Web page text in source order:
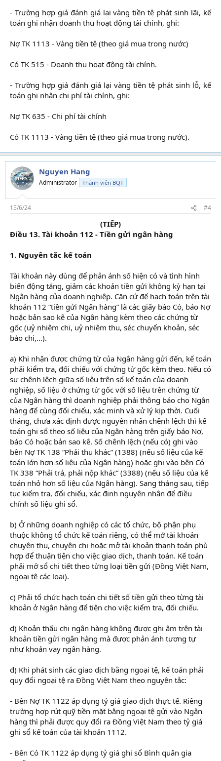
- Trường hợp giá đánh giá lại vàng tiền tệ phát sinh lãi, kế
toán ghi nhận doanh thu hoạt động tài chính, ghi:
Nợ TK 1113 - Vàng tiền tệ (theo giá mua trong nước)
Có TK 515 - Doanh thu hoạt động tài chính.
- Trường hợp giá đánh giá lại vàng tiền tệ phát sinh lỗ, kế
toán ghi nhận chi phí tài chính, ghi:
Nợ TK 635 - Chi phí tài chính
Có TK 1113 - Vàng tiền tệ (theo giá mua trong nước).​
Nguyen Hang
Administrator Thành viên BQT
15/6/24 #4
(TIẾP)
Điều 13. Tài khoản 112 - Tiền gửi ngân hàng
1. Nguyên tắc kế toán
Tài khoản này dùng để phản ánh số hiện có và tình hình
biến động tăng, giảm các khoản tiền gửi không kỳ hạn tại
Ngân hàng của doanh nghiệp. Căn cứ để hạch toán trên tài
khoản 112 “tiền gửi Ngân hàng” là các giấy báo Có, báo Nợ
hoặc bản sao kê của Ngân hàng kèm theo các chứng từ
gốc (uỷ nhiệm chi, uỷ nhiệm thu, séc chuyển khoản, séc
bảo chi,…).
a) Khi nhận được chứng từ của Ngân hàng gửi đến, kế toán
phải kiểm tra, đối chiếu với chứng từ gốc kèm theo. Nếu có
sự chênh lệch giữa số liệu trên sổ kế toán của doanh
nghiệp, số liệu ở chứng từ gốc với số liệu trên chứng từ
của Ngân hàng thì doanh nghiệp phải thông báo cho Ngân
hàng để cùng đối chiếu, xác minh và xử lý kịp thời. Cuối
tháng, chưa xác định được nguyên nhân chênh lệch thì kế
toán ghi sổ theo số liệu của Ngân hàng trên giấy báo Nợ,
báo Có hoặc bản sao kê. Số chênh lệch (nếu có) ghi vào
bên Nợ TK 138 “Phải thu khác” (1388) (nếu số liệu của kế
toán lớn hơn số liệu của Ngân hàng) hoặc ghi vào bên Có
TK 338 “Phải trả, phải nộp khác” (3388) (nếu số liệu của kế
toán nhỏ hơn số liệu của Ngân hàng). Sang tháng sau, tiếp
tục kiểm tra, đối chiếu, xác định nguyên nhân để điều
chỉnh số liệu ghi sổ.
b) Ở những doanh nghiệp có các tổ chức, bộ phận phụ
thuộc không tổ chức kế toán riêng, có thể mở tài khoản
chuyên thu, chuyên chi hoặc mở tài khoản thanh toán phù
hợp để thuận tiện cho việc giao dịch, thanh toán. Kế toán
phải mở sổ chi tiết theo từng loại tiền gửi (Đồng Việt Nam,
ngoại tệ các loại).
c) Phải tổ chức hạch toán chi tiết số tiền gửi theo từng tài
khoản ở Ngân hàng để tiện cho việc kiểm tra, đối chiếu.
d) Khoản thấu chi ngân hàng không được ghi âm trên tài
khoản tiền gửi ngân hàng mà được phản ánh tương tự
như khoản vay ngân hàng.
đ) Khi phát sinh các giao dịch bằng ngoại tệ, kế toán phải
quy đổi ngoại tệ ra Đồng Việt Nam theo nguyên tắc:
- Bên Nợ TK 1122 áp dụng tỷ giá giao dịch thực tế. Riêng
trường hợp rút quỹ tiền mặt bằng ngoại tệ gửi vào Ngân
hàng thì phải được quy đổi ra Đồng Việt Nam theo tỷ giá
ghi sổ kế toán của tài khoản 1112.
- Bên Có TK 1122 áp dụng tỷ giá ghi sổ Bình quân gia